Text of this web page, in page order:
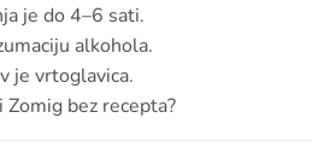
je do 4–6 sati.
alkohola.
je vrtoglavica.
bez recepta?